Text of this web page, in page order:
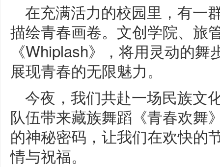
在充满活力的校园里，有一
描绘青春画卷。文创学院、旅
《Whiplash》，将用灵动的
展现青春的无限魅力。
今夜，我们共赴一场民族文
队伍带来藏族舞蹈《青春欢舞
的神秘密码，让我们在欢快的
情与祝福。